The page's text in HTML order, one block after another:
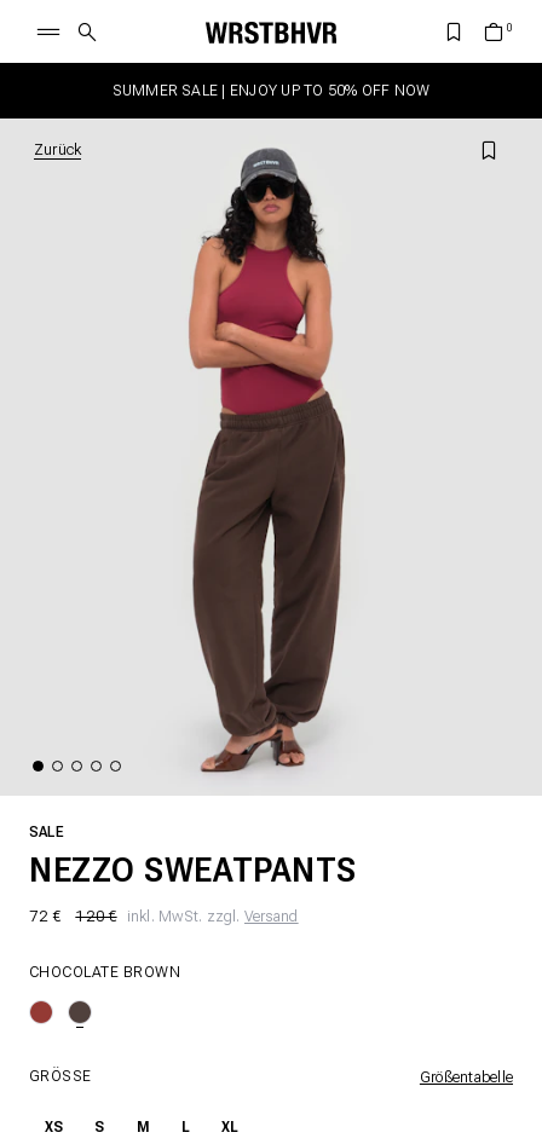
SUMMER SALE | ENJOY UP TO 50% OFF NOW
Zurück
SALE
NEZZO SWEATPANTS
72 € 120 € inkl. MwSt. zzgl. Versand
CHOCOLATE BROWN
GRÖSSE Größentabelle
XS S M L XL